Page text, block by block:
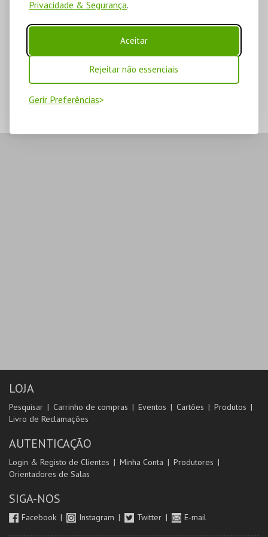
Privacidade & Segurança.
Aceitar
Rejeitar não essenciais
Gerir Preferências
LOJA
Pesquisar Carrinho de compras Eventos Cartões
Produtos
Livro de Reclamações
AUTENTICAÇÃO
Login & Registo de Clientes Minha Conta
Produtores
Orientadores de Salas
SIGA-NOS
Facebook Instagram Twitter E-mail